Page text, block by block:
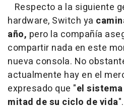
Respecto a la siguiente
hardware, Switch ya
año, pero la compañía
compartir nada en este
nueva consola. No
actualmente hay en el
expresado que "el
mitad de su ciclo de vida".